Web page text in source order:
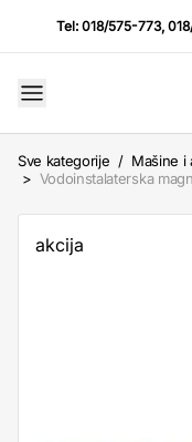
Tel:018/575-773,
Sve kategorije / Mašine i
> Vodoinstalaterska
akcija